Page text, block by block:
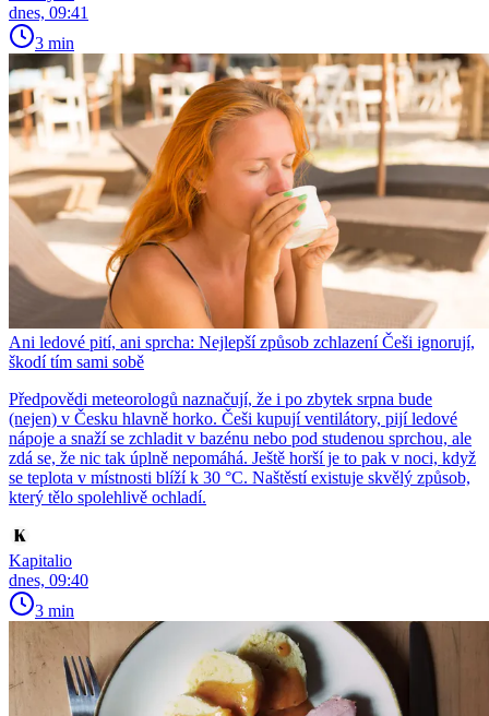
dnes, 09:41
3 min
Ani ledové pití, ani sprcha: Nejlepší způsob zchlazení Češi ignorují,
škodí tím sami sobě
Předpovědi meteorologů naznačují, že i po zbytek srpna bude
(nejen) v Česku hlavně horko. Češi kupují ventilátory, pijí ledové
nápoje a snaží se zchladit v bazénu nebo pod studenou sprchou, ale
zdá se, že nic tak úplně nepomáhá. Ještě horší je to pak v noci, když
se teplota v místnosti blíží k 30 °C. Naštěstí existuje skvělý způsob,
který tělo spolehlivě ochladí.
Kapitalio
dnes, 09:40
3 min